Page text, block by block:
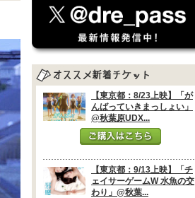
【東京都：8/23上映】「が
んばっていきまっしょい」
@秋葉原UDX...
【東京都：9/13上映】「チ
ェイサーゲームW 水魚の交
わり」@秋葉...